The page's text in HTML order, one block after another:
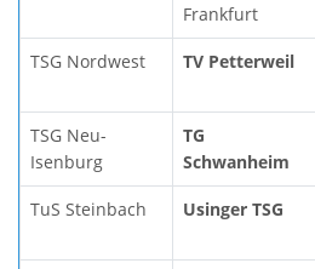
Frankfurt
TSG Nordwest TV Petterweil
TSG Neu-
Isenburg
TG
Schwanheim
TuS Steinbach Usinger TSG